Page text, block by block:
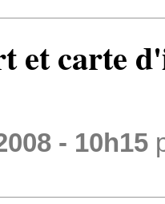
et carte
- 10h15